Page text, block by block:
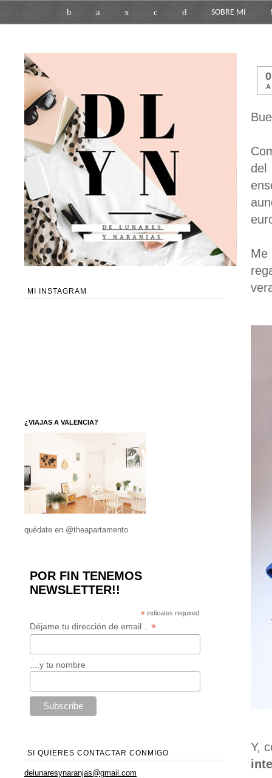
b a x c d SOBRE MI
Y,
MI INSTAGRAM
¿VIAJAS A VALENCIA?
quédate en @theapartamento
POR FIN TENEMOS
NEWSLETTER!!
* indicates required
Déjame tu dirección de email... *
....y tu nombre
SI QUIERES CONTACTAR CONMIGO
delunaresynaranjas@gmail.com